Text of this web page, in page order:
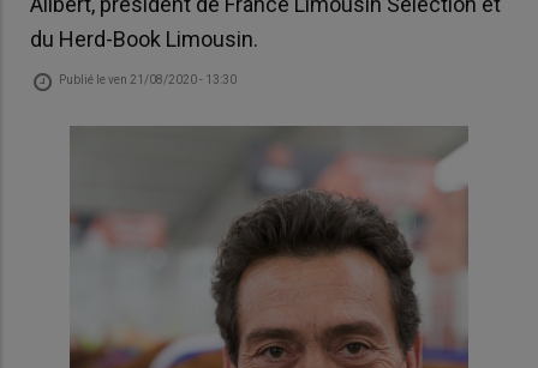
du Herd-Book Limousin.
Publié leven 21/08/2020 - 13:30